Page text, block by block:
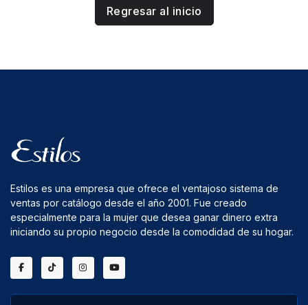
Regresar al inicio
Estilos es una empresa que ofrece el ventajoso sistema de
ventas por catálogo desde el año 2001. Fue creado
especialmente para la mujer que desea ganar dinero extra
iniciando su propio negocio desde la comodidad de su hogar.